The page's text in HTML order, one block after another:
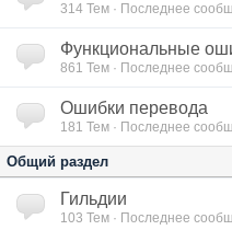
314 Тем · Последнее
Функциональные
861 Тем · Последнее
Ошибки перевода
181 Тем · Последнее
Общий раздел
Гильдии
103 Тем · Последнее